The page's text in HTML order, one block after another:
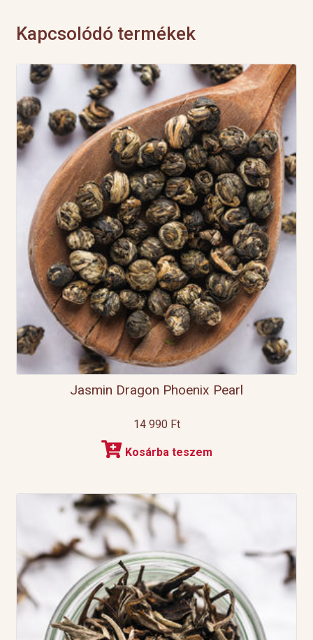
Kapcsolódó termékek
Jasmin Dragon Phoenix Pearl
14 990 Ft
Kosárba teszem